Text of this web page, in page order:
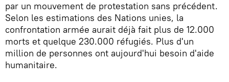
par un mouvement de protestation sans précédent.
Selon les estimations des Nations unies, la
confrontation armée aurait déjà fait plus de 12.000
morts et quelque 230.000 réfugiés. Plus d'un
million de personnes ont aujourd'hui besoin d'aide
humanitaire.